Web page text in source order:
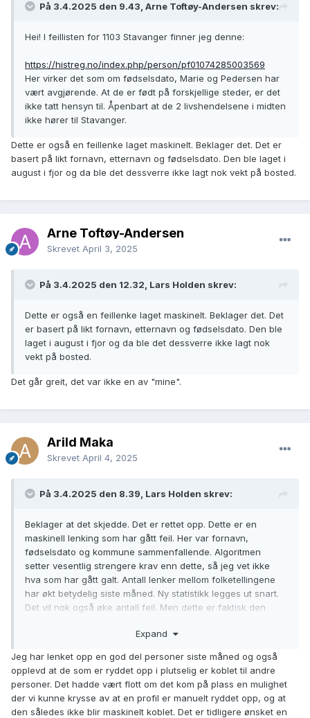
På 3.4.2025 den 9.43, Arne Toftøy-Andersen skrev:
Hei! I feillisten for 1103 Stavanger finner jeg denne:
https://histreg.no/index.php/person/pf01074285003569
Her virker det som om fødselsdato, Marie og Pedersen har
vært avgjørende. At de er født på forskjellige steder, er det
ikke tatt hensyn til. Åpenbart at de 2 livshendelsene i midten
ikke hører til Stavanger.
Dette er også en feillenke laget maskinelt. Beklager det. Det er
basert på likt fornavn, etternavn og fødselsdato. Den ble laget i
august i fjor og da ble det dessverre ikke lagt nok vekt på bosted.
Arne Toftøy-Andersen
Skrevet April 3, 2025
På 3.4.2025 den 12.32, Lars Holden skrev:
Dette er også en feillenke laget maskinelt. Beklager det. Det
er basert på likt fornavn, etternavn og fødselsdato. Den ble
laget i august i fjor og da ble det dessverre ikke lagt nok
vekt på bosted.
Det går greit, det var ikke en av "mine".
Arild Maka
Skrevet April 4, 2025
På 3.4.2025 den 8.39, Lars Holden skrev:
Beklager at det skjedde. Det er rettet opp. Dette er en
maskinell lenking som har gått feil. Her var fornavn,
fødselsdato og kommune sammenfallende. Algoritmen
setter vesentlig strengere krav enn dette, så jeg vet ikke
hva som har gått galt. Antall lenker mellom folketellingene
har økt betydelig siste måned. Ny statistikk legges ut snart.
Det vil nok også øke antall feil. Men dette er faktisk den
Expand
Jeg har lenket opp en god del personer siste måned og også
opplevd at de som er ryddet opp i plutselig er koblet til andre
personer. Det hadde vært flott om det kom på plass en mulighet
der vi kunne krysse av at en profil er manuelt ryddet opp, og at
den således ikke blir maskinelt koblet. Det er tidligere ønsket en